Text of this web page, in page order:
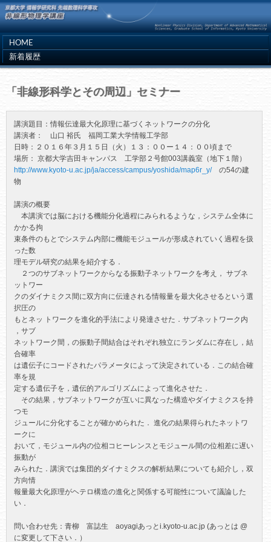
HOME
新着履歴
「非線形科学とその周辺」セミナー
講演題目：情報伝達最大化原理に基づくネットワークの分化
講演者：　山口 裕氏　福岡工業大学情報工学部
日時：２０１６年３月１５日（火）１３：００ー１４：００頃まで
http://www.kyoto-u.ac.jp/ja/access/campus/yoshida/map6r_y/ の54の建
物
講演の概要
本講演では脳における機能分化過程にみられるような，システム全体に
かかる拘
束条件のもとでシステム内部に機能モジュールが形成されていく過程を扱
った数
理モデル研究の結果を紹介する．
２つのサブネットワークからなる振動子ネットワークを考え， サブネ
ットワー
クのダイナミクス間に双方向に伝達される情報量を最大化させるという選
択圧の
もとネッ トワークを進化的手法により発達させた．サブネットワーク内
，サブ
ネットワーク間，の振動子間結合はそれぞれ独立にランダムに存在し，結
合確率
は遺伝子にコードされたパラメータによって決定されている．この結合確
率を規
定する遺伝子を，遺伝的アルゴリズムによって進化させた．
その結果，サブネットワークが互いに異なった構造やダイナミクスを持
つモ
ジュールに分化することが確かめられた． 進化の結果得られたネットワ
ークに
おいて，モジュール内の位相コヒーレンスとモジュール間の位相差に遅い
振動が
みられた．講演では集団的ダイナミクスの解析結果についても紹介し，双
方向情
報量最大化原理がヘテロ構造の進化と関係する可能性について議論した
い．
問い合わせ先：青柳　富誌生　aoyagiあっとi.kyoto-u.ac.jp (あっとは @